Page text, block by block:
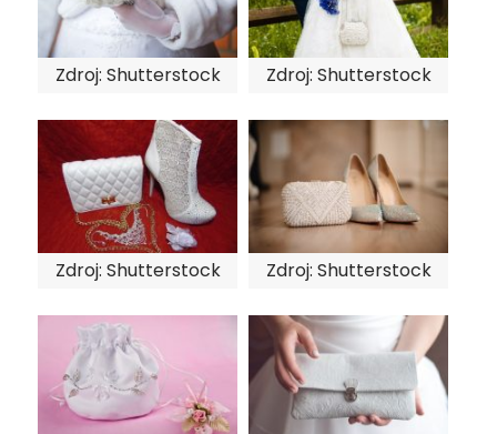
Zdroj: Shutterstock Zdroj: Shutterstock
Zdroj: Shutterstock Zdroj: Shutterstock